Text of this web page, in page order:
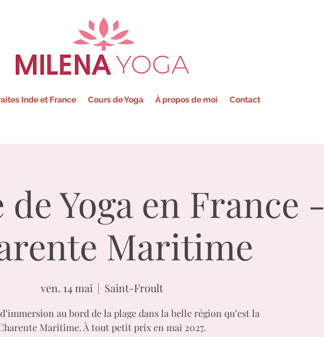
Milena - Yoga
Inde et France Cours de Yoga À propos de moi Contact
Yoga en France -
Maritime
ven. 14 mai
  |
Saint-Froult
au bord de la plage dans la belle région qu’est la
Maritime. À tout petit prix en mai 2027.